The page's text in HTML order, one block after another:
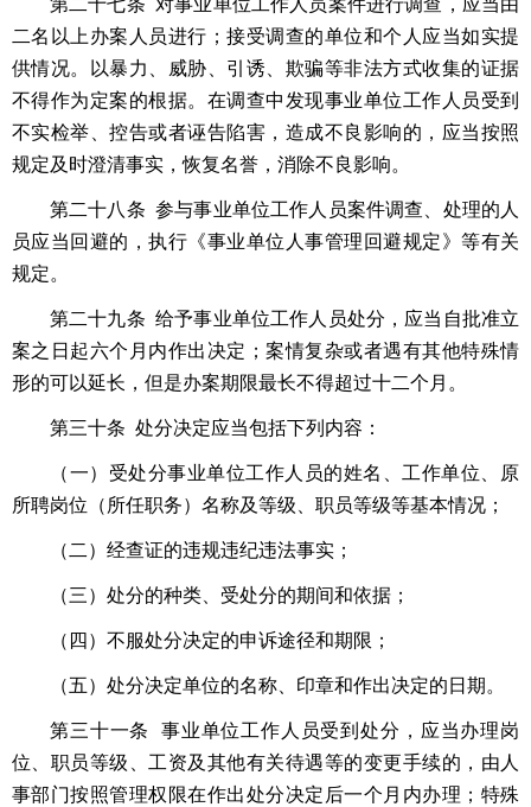
第二十七条 对事业单位工作人员案件进行调查，应当由
二名以上办案人员进行；接受调查的单位和个人应当如实提
供情况。以暴力、威胁、引诱、欺骗等非法方式收集的证据
不得作为定案的根据。在调查中发现事业单位工作人员受到
不实检举、控告或者诬告陷害，造成不良影响的，应当按照
规定及时澄清事实，恢复名誉，消除不良影响。
第二十八条 参与事业单位工作人员案件调查、处理的人
员应当回避的，执行《事业单位人事管理回避规定》等有关
规定。
第二十九条 给予事业单位工作人员处分，应当自批准立
案之日起六个月内作出决定；案情复杂或者遇有其他特殊情
形的可以延长，但是办案期限最长不得超过十二个月。
第三十条 处分决定应当包括下列内容：
（一）受处分事业单位工作人员的姓名、工作单位、原
所聘岗位（所任职务）名称及等级、职员等级等基本情况；
（二）经查证的违规违纪违法事实；
（三）处分的种类、受处分的期间和依据；
（四）不服处分决定的申诉途径和期限；
（五）处分决定单位的名称、印章和作出决定的日期。
第三十一条 事业单位工作人员受到处分，应当办理岗
位、职员等级、工资及其他有关待遇等的变更手续的，由人
事部门按照管理权限在作出处分决定后一个月内办理；特殊